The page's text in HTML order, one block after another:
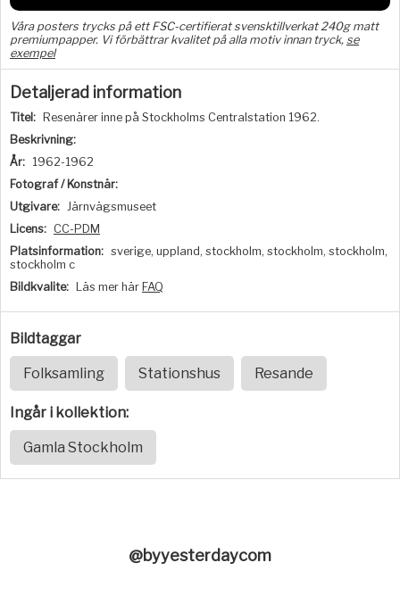
Våra posters trycks på ett FSC-certifierat svensktillverkat 240g matt
premiumpapper. Vi förbättrar kvalitet på alla motiv innan tryck, se
exempel
Detaljerad information
Titel:
Resenärer inne på Stockholms Centralstation 1962.
Beskrivning:
År: 1962-1962
Fotograf / Konstnär:
Utgivare: Järnvägsmuseet
Licens: CC-PDM
Platsinformation: sverige, uppland, stockholm, stockholm, stockholm,
stockholm c
Bildkvalite:
Läs mer här FAQ
Bildtaggar
Folksamling Stationshus Resande
Ingår i kollektion:
Gamla Stockholm
@byyesterdaycom